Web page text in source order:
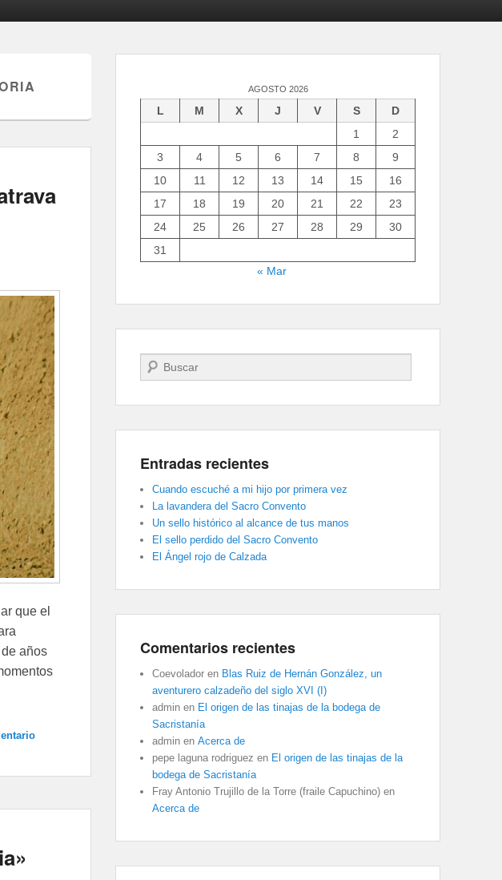
que el
años
AGOSTO 2026
L M X J V S
D
1
2
3
4 5 6 7 8
9
10
11 12 13 14 15
16
17
18 19 20 21 22
23
24
25 26 27 28 29
30
31
« Mar
Buscar
Entradas recientes
Cuando escuché a mi hijo por primera vez
La lavandera del Sacro Convento
Un sello histórico al alcance de tus manos
El sello perdido del Sacro Convento
El Ángel rojo de Calzada
Comentarios recientes
Coevolador en Blas Ruiz de Hernán González, un
aventurero calzadeño del siglo XVI (I)
admin en El origen de las tinajas de la bodega de
Sacristanía
admin en Acerca de
pepe laguna rodriguez en El origen de las tinajas de la
bodega de Sacristanía
Fray Antonio Trujillo de la Torre (fraile Capuchino) en
Acerca de